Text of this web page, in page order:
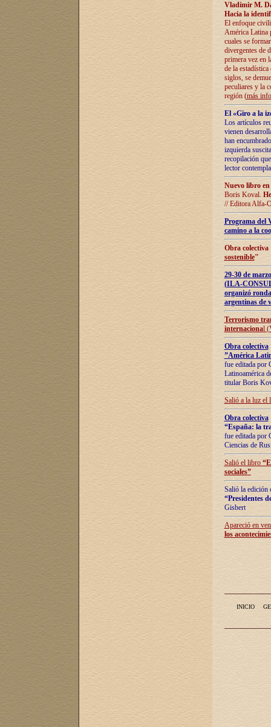
Vladímir M.
Hacia la
El enfoque
América Latina
cuales se
divergentes de
primera vez en
de la
siglos, se
peculiares y la
región (más
El «Giro a la
Los artículos
vienen
han
izquierda
recopilación
lector
Nuevo libro
Boris Koval.
// Editora Alfa-
Programa del
camino a la
Obra
sostenible"
29-30 de
(ILA-
organizó
argentinas de
Terrorismo
internacional
Obra colectiva
”América
fue editada por
Latinoamérica
titular Boris
Salió a la luz el
Obra colectiva
“España: la
fue editada por
Ciencias de
Salió el libro “
sociales”
Salió la edición
“Presidentes
Gisbert
Apareció en
los
INICIO